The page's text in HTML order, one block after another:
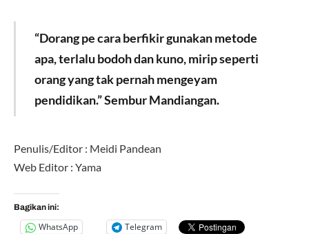
“Dorang pe cara berfikir gunakan metode
apa, terlalu bodoh dan kuno, mirip seperti
orang yang tak pernah mengeyam
pendidikan.” Sembur Mandiangan.
Penulis/Editor : Meidi Pandean
Web Editor : Yama
Bagikan ini:
WhatsApp
Telegram